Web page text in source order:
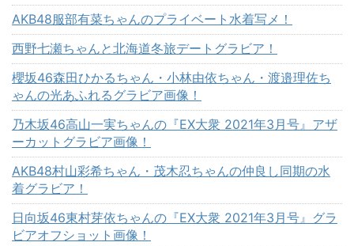
AKB48服部有菜ちゃんのプライベート水着写メ！
西野七瀬ちゃんと北海道冬旅デートグラビア！
櫻坂46森田ひかるちゃん・小林由依ちゃん・渡邉理佐ち
ゃんの光あふれるグラビア画像！
乃木坂46高山一実ちゃんの『EX大衆 2021年3月号』アザ
ーカットグラビア画像！
AKB48村山彩希ちゃん・茂木忍ちゃんの仲良し同期の水
着グラビア！
日向坂46東村芽依ちゃんの『EX大衆 2021年3月号』グラ
ビアオフショット画像！